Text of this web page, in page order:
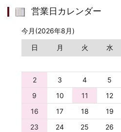
営業日カレンダー
今月(2026年8月)
日
月 火 水
2
3 4 5
9
10 11 12
16
17 18 19
23
24 25 26